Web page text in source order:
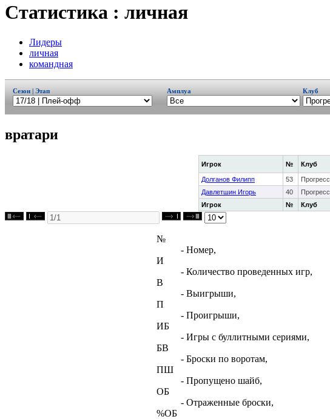
Статистика : личная
Лидеры
личная
командная
Сезон | Этап Амплуа Клуб
вратари
Игрок № Клуб
Игрок № Клуб
Долганов Филипп 53 Прогресс
Давлетшин Игорь
40 Прогресс
№
- Номер,
И
- Количество проведенных игр,
В
- Выигрыши,
П
- Проигрыши,
ИБ
- Игры с буллитными сериями,
БВ
- Броски по воротам,
ПШ
- Пропущено шайб,
ОБ
- Отраженные броски,
%ОБ